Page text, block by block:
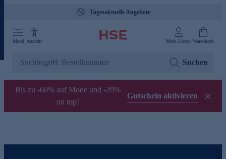
Tagesaktuelle Angebote
Menü Ansicht Mein Konto Warenkorb
Suchen
Bis zu -60% auf Mode und -20%
on top!
Gutschein aktivieren